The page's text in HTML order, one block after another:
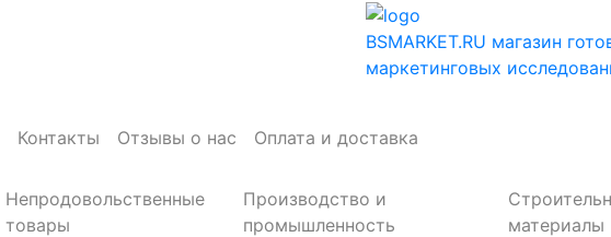
BSMARKET.RU магазин
маркетинговых
Контакты Отзывы о нас Оплата и доставка
Непродовольственные
товары
Производство и
промышленность
материалы